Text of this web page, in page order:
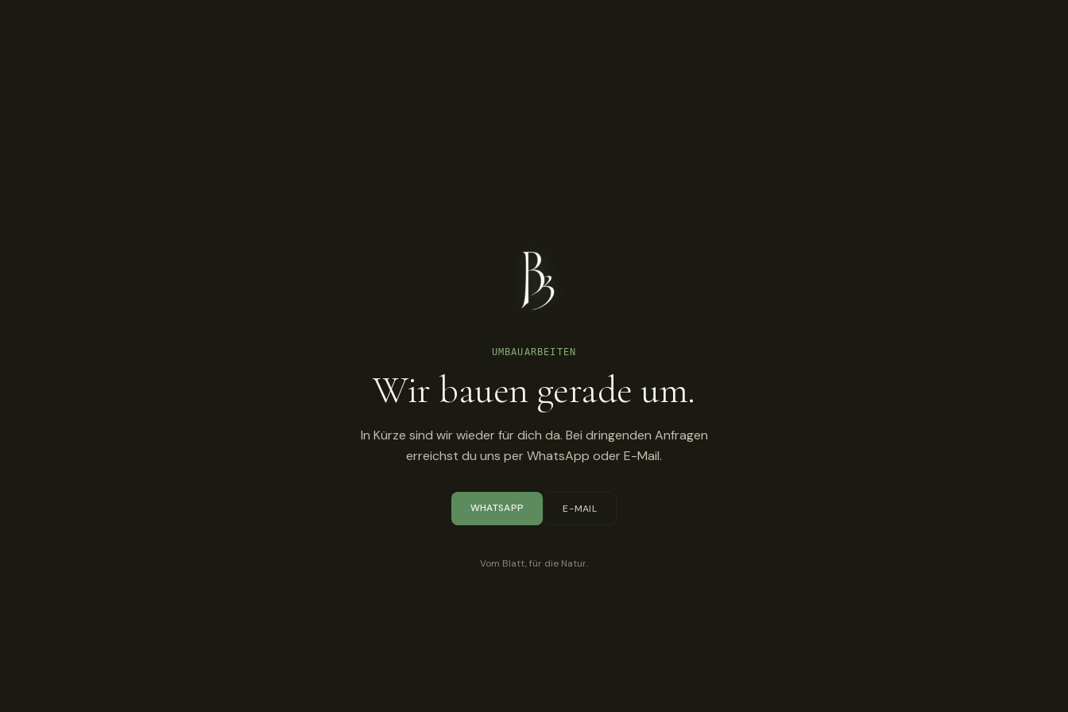
UMBAUARBEITEN
Wir bauen gerade um.
In Kürze sind wir wieder für dich da. Bei dringenden Anfragen
erreichst du uns per WhatsApp oder E-Mail.
WHATSAPP E-MAIL
Vom Blatt, für die Natur.